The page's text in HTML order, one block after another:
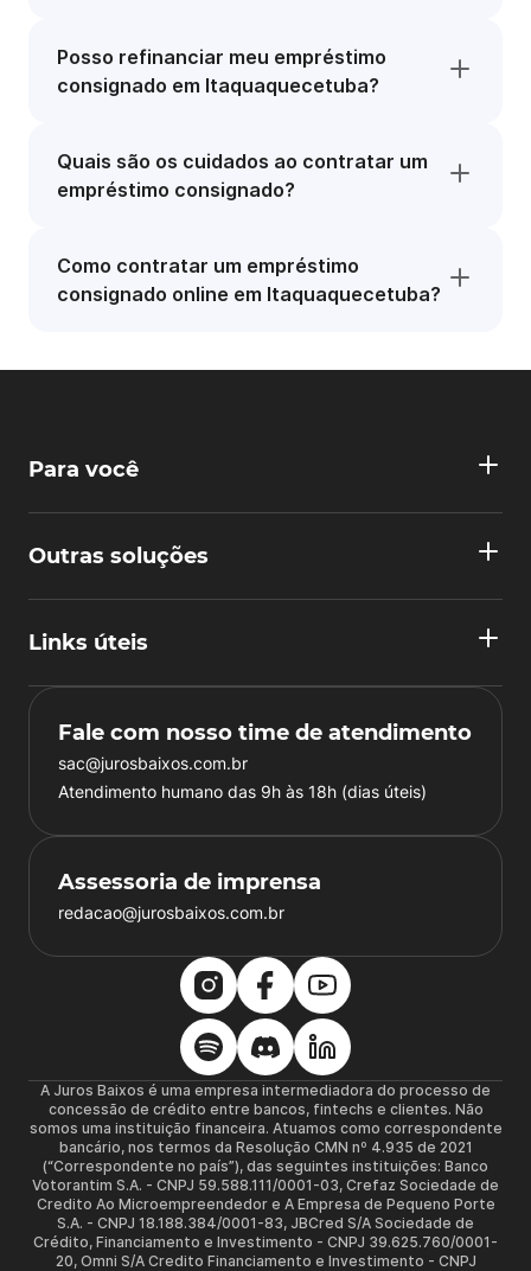
Posso refinanciar meu empréstimo
consignado em Itaquaquecetuba?
Quais são os cuidados ao contratar um
empréstimo consignado?
Como contratar um empréstimo
consignado online em Itaquaquecetuba?
Para você
Outras soluções
Links úteis
Fale com nosso time de atendimento
sac@jurosbaixos.com.br
Atendimento humano das 9h às 18h (dias úteis)
Assessoria de imprensa
redacao@jurosbaixos.com.br
A Juros Baixos é uma empresa intermediadora do processo de
concessão de crédito entre bancos, fintechs e clientes. Não
somos uma instituição financeira. Atuamos como correspondente
bancário, nos termos da Resolução CMN nº 4.935 de 2021
(“Correspondente no país”), das seguintes instituições: Banco
Votorantim S.A. - CNPJ 59.588.111/0001-03, Crefaz Sociedade de
Credito Ao Microempreendedor e A Empresa de Pequeno Porte
S.A. - CNPJ 18.188.384/0001-83, JBCred S/A Sociedade de
Crédito, Financiamento e Investimento - CNPJ 39.625.760/0001-
20, Omni S/A Credito Financiamento e Investimento - CNPJ